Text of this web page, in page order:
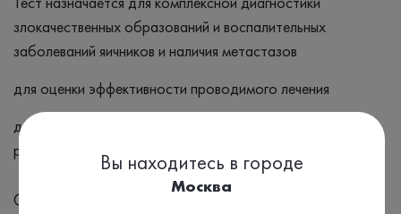
злокачественных образований и воспалительных
заболеваний яичников и наличия метастазов
для оценки эффективности проводимого лечения
для контроля за состоянием пациента в период
ремиссии.
Симптомы
Вы находитесь в городе
Москва